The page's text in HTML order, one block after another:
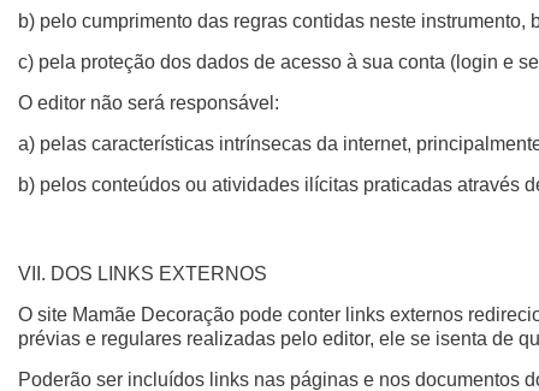
b) pelo cumprimento das regras contidas neste
c) pela proteção dos dados de acesso à sua conta (login e
O editor não será responsável:
a) pelas características intrínsecas da internet,
b) pelos conteúdos ou atividades ilícitas praticadas através
VII. DOS LINKS EXTERNOS
O site Mamãe Decoração pode conter links externos
prévias e regulares realizadas pelo editor, ele se isenta de
Poderão ser incluídos links nas páginas e nos documentos